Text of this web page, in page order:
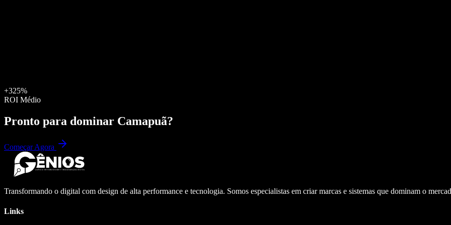
+325%
ROI Médio
Pronto para dominar Camapuã?
Começar Agora
Transformando o digital com design de alta performance e tecnologia. Somos especialistas em criar marcas e sistemas que dominam o
Links